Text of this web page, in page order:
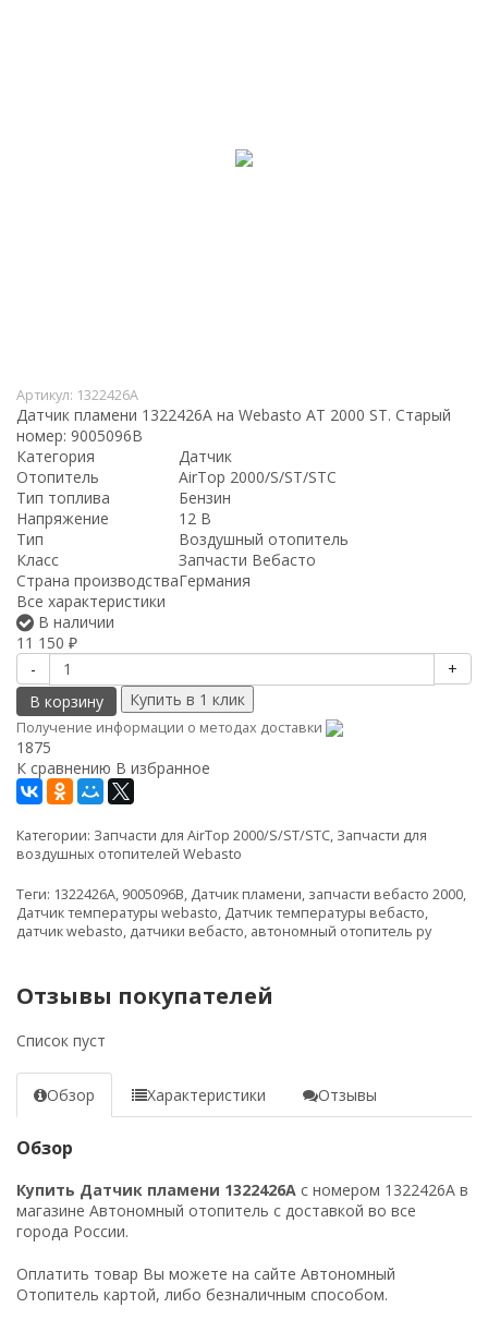
Артикул: 1322426A
Датчик пламени 1322426A на Webasto AT 2000 ST. Старый
номер: 9005096B
Категория
Датчик
Отопитель
AirTop 2000/S/ST/STC
Тип топлива
Бензин
Напряжение
12 В
Тип
Воздушный отопитель
Класс
Запчасти Вебасто
Страна производстваГермания
Все характеристики
В наличии
11 150 ₽
-
+
В корзину
Получение информации о методах доставки
1875
К сравнению В избранное
Категории: Запчасти для AirTop 2000/S/ST/STC, Запчасти для
воздушных отопителей Webasto
Теги: 1322426A, 9005096B, Датчик пламени, запчасти вебасто 2000,
Датчик температуры webasto, Датчик температуры вебасто,
датчик webasto, датчики вебасто, автономный отопитель ру
Отзывы покупателей
Список пуст
Обзор Характеристики Отзывы
Обзор
Купить Датчик пламени 1322426A с номером 1322426A в
магазине Автономный отопитель с доставкой во все
города России.
Оплатить товар Вы можете на сайте Автономный
Отопитель картой, либо безналичным способом.